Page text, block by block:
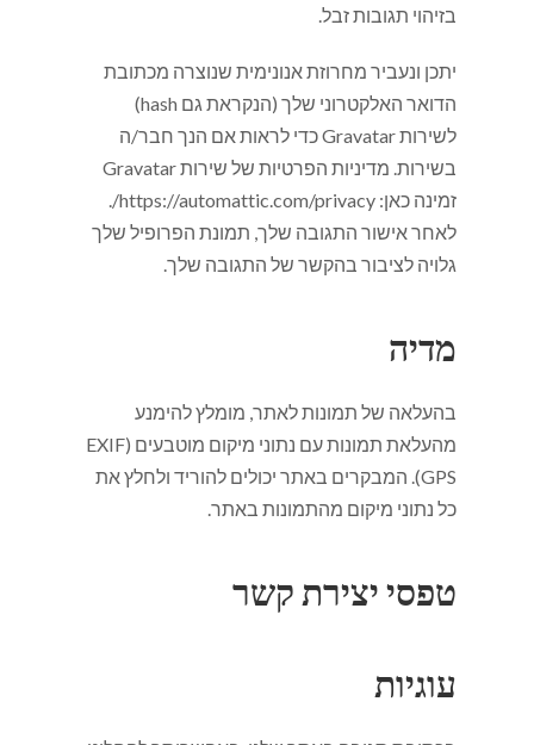
בזיהוי תגובות זבל.
יתכן ונעביר מחרוזת אנונימית שנוצרה מכתובת
הדואר האלקטרוני שלך (הנקראת גם hash)
לשירות Gravatar כדי לראות אם הנך חבר/ה
בשירות. מדיניות הפרטיות של שירות Gravatar
זמינה כאן: https://automattic.com/privacy/.
לאחר אישור התגובה שלך, תמונת הפרופיל שלך
גלויה לציבור בהקשר של התגובה שלך.
מדיה
בהעלאה של תמונות לאתר, מומלץ להימנע
מהעלאת תמונות עם נתוני מיקום מוטבעים (EXIF
GPS). המבקרים באתר יכולים להוריד ולחלץ את
כל נתוני מיקום מהתמונות באתר.
טפסי יצירת קשר
עוגיות